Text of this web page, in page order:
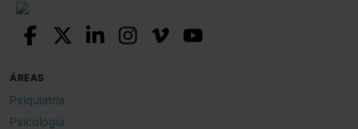
ÁREAS
Psiquiatría
Psicología